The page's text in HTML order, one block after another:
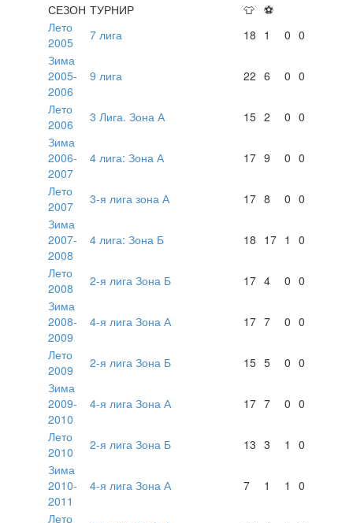
СЕЗОН ТУРНИР 👕 ⚽
Лето
2005
7 лига 18 1 0 0
Зима
2005-
2006
9 лига 22 6 0 0
Лето
2006
3 Лига. Зона А 15 2 0 0
Зима
2006-
2007
4 лига: Зона А 17 9 0 0
Лето
2007
3-я лига зона А 17 8 0 0
Зима
2007-
2008
4 лига: Зона Б 18 17 1 0
Лето
2008
2-я лига Зона Б 17 4 0 0
Зима
2008-
2009
4-я лига Зона А 17 7 0 0
Лето
2009
2-я лига Зона Б 15 5 0 0
Зима
2009-
2010
4-я лига Зона А 17 7 0 0
Лето
2010
2-я лига Зона Б 13 3 1
0
Зима
2010-
2011
4-я лига Зона А 7 1 1 0
Лето